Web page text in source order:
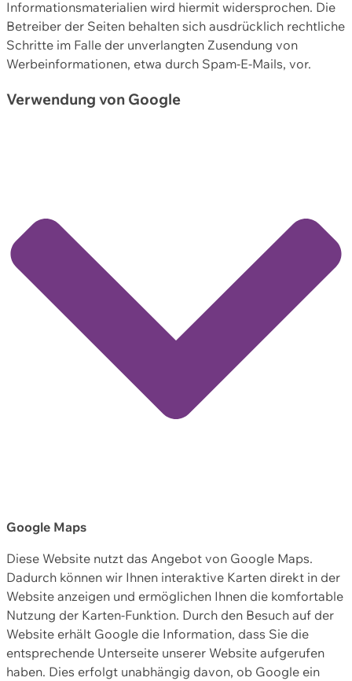
Informationsmaterialien wird hiermit widersprochen. Die
Betreiber der Seiten behalten sich ausdrücklich rechtliche
Schritte im Falle der unverlangten Zusendung von
Werbeinformationen, etwa durch Spam-E-Mails, vor.
Verwendung von Google
Google Maps
Diese Website nutzt das Angebot von Google Maps.
Dadurch können wir Ihnen interaktive Karten direkt in der
Website anzeigen und ermöglichen Ihnen die komfortable
Nutzung der Karten-Funktion. Durch den Besuch auf der
Website erhält Google die Information, dass Sie die
entsprechende Unterseite unserer Website aufgerufen
haben. Dies erfolgt unabhängig davon, ob Google ein